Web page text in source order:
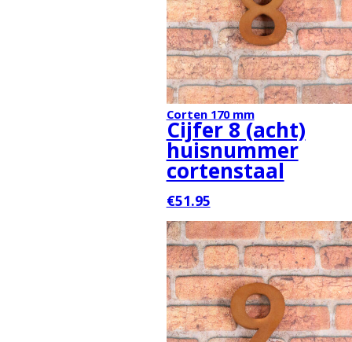
Corten 170 mm
Cijfer 8 (acht)
huisnummer
cortenstaal
€51.95